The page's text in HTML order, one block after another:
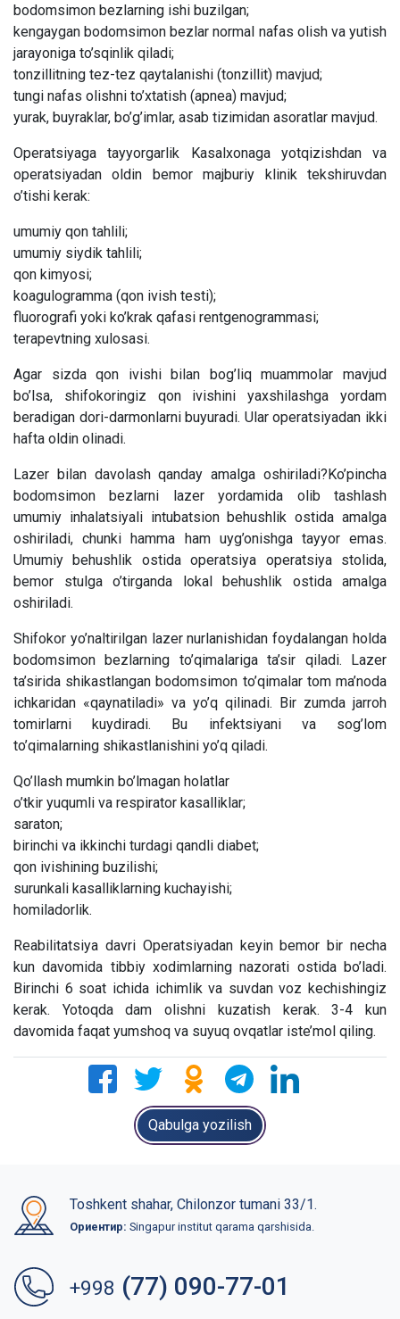
bodomsimon bezlarning ishi buzilgan;
kengaygan bodomsimon bezlar normal nafas olish va yutish
jarayoniga to’sqinlik qiladi;
tonzillitning tez-tez qaytalanishi (tonzillit) mavjud;
tungi nafas olishni to’xtatish (apnea) mavjud;
yurak, buyraklar, bo’g’imlar, asab tizimidan asoratlar mavjud.
Operatsiyaga tayyorgarlik Kasalxonaga yotqizishdan va
operatsiyadan oldin bemor majburiy klinik tekshiruvdan
o’tishi kerak:
umumiy qon tahlili;
umumiy siydik tahlili;
qon kimyosi;
koagulogramma (qon ivish testi);
fluorografi yoki ko’krak qafasi rentgenogrammasi;
terapevtning xulosasi.
Agar sizda qon ivishi bilan bog’liq muammolar mavjud
bo’lsa, shifokoringiz qon ivishini yaxshilashga yordam
beradigan dori-darmonlarni buyuradi. Ular operatsiyadan ikki
hafta oldin olinadi.
Lazer bilan davolash qanday amalga oshiriladi?Ko’pincha
bodomsimon bezlarni lazer yordamida olib tashlash
umumiy inhalatsiyali intubatsion behushlik ostida amalga
oshiriladi, chunki hamma ham uyg’onishga tayyor emas.
Umumiy behushlik ostida operatsiya operatsiya stolida,
bemor stulga o’tirganda lokal behushlik ostida amalga
oshiriladi.
Shifokor yo’naltirilgan lazer nurlanishidan foydalangan holda
bodomsimon bezlarning to’qimalariga ta’sir qiladi. Lazer
ta’sirida shikastlangan bodomsimon to’qimalar tom ma’noda
ichkaridan «qaynatiladi» va yo’q qilinadi. Bir zumda jarroh
tomirlarni kuydiradi. Bu infektsiyani va sog’lom
to’qimalarning shikastlanishini yo’q qiladi.
Qo’llash mumkin bo’lmagan holatlar
o’tkir yuqumli va respirator kasalliklar;
saraton;
birinchi va ikkinchi turdagi qandli diabet;
qon ivishining buzilishi;
surunkali kasalliklarning kuchayishi;
homiladorlik.
Reabilitatsiya davri Operatsiyadan keyin bemor bir necha
kun davomida tibbiy xodimlarning nazorati ostida bo’ladi.
Birinchi 6 soat ichida ichimlik va suvdan voz kechishingiz
kerak. Yotoqda dam olishni kuzatish kerak. 3-4 kun
davomida faqat yumshoq va suyuq ovqatlar iste’mol qiling.
Qabulga yozilish
Toshkent shahar, Chilonzor tumani 33/1.
Ориентир: Singapur institut qarama qarshisida.
+998 (77) 090-77-01